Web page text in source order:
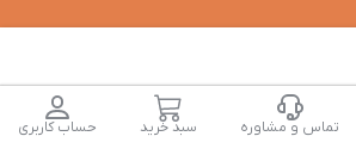
تماس و مشاوره سبد خرید حساب کاربری